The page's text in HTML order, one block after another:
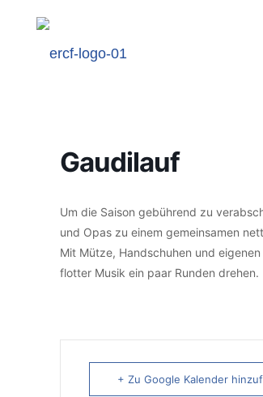
Gaudilauf
Um die Saison gebührend zu
und Opas zu einem gemeinsamen
Mit Mütze, Handschuhen und
flotter Musik ein paar Runden drehen.
+ Zu Google Kalender